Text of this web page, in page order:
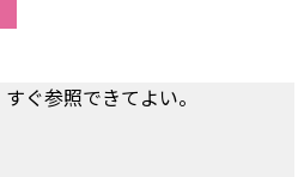
ぐ参照できてよい。